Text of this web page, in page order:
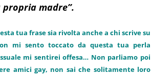
madre”.
tua frase sia rivolta anche a chi scrive su
mi sento toccato da questa tua perla
mi sentirei offesa… Non parliamo poi
amici gay, non sai che solitamente loro